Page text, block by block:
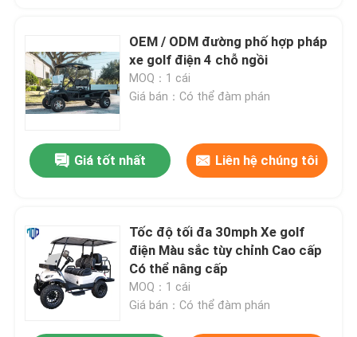
OEM / ODM đường phố hợp pháp
xe golf điện 4 chỗ ngồi
MOQ：1 cái
Giá bán：Có thể đàm phán
Giá tốt nhất Liên hệ chúng tôi
Tốc độ tối đa 30mph Xe golf
điện Màu sắc tùy chỉnh Cao cấp
Có thể nâng cấp
MOQ：1 cái
Giá bán：Có thể đàm phán